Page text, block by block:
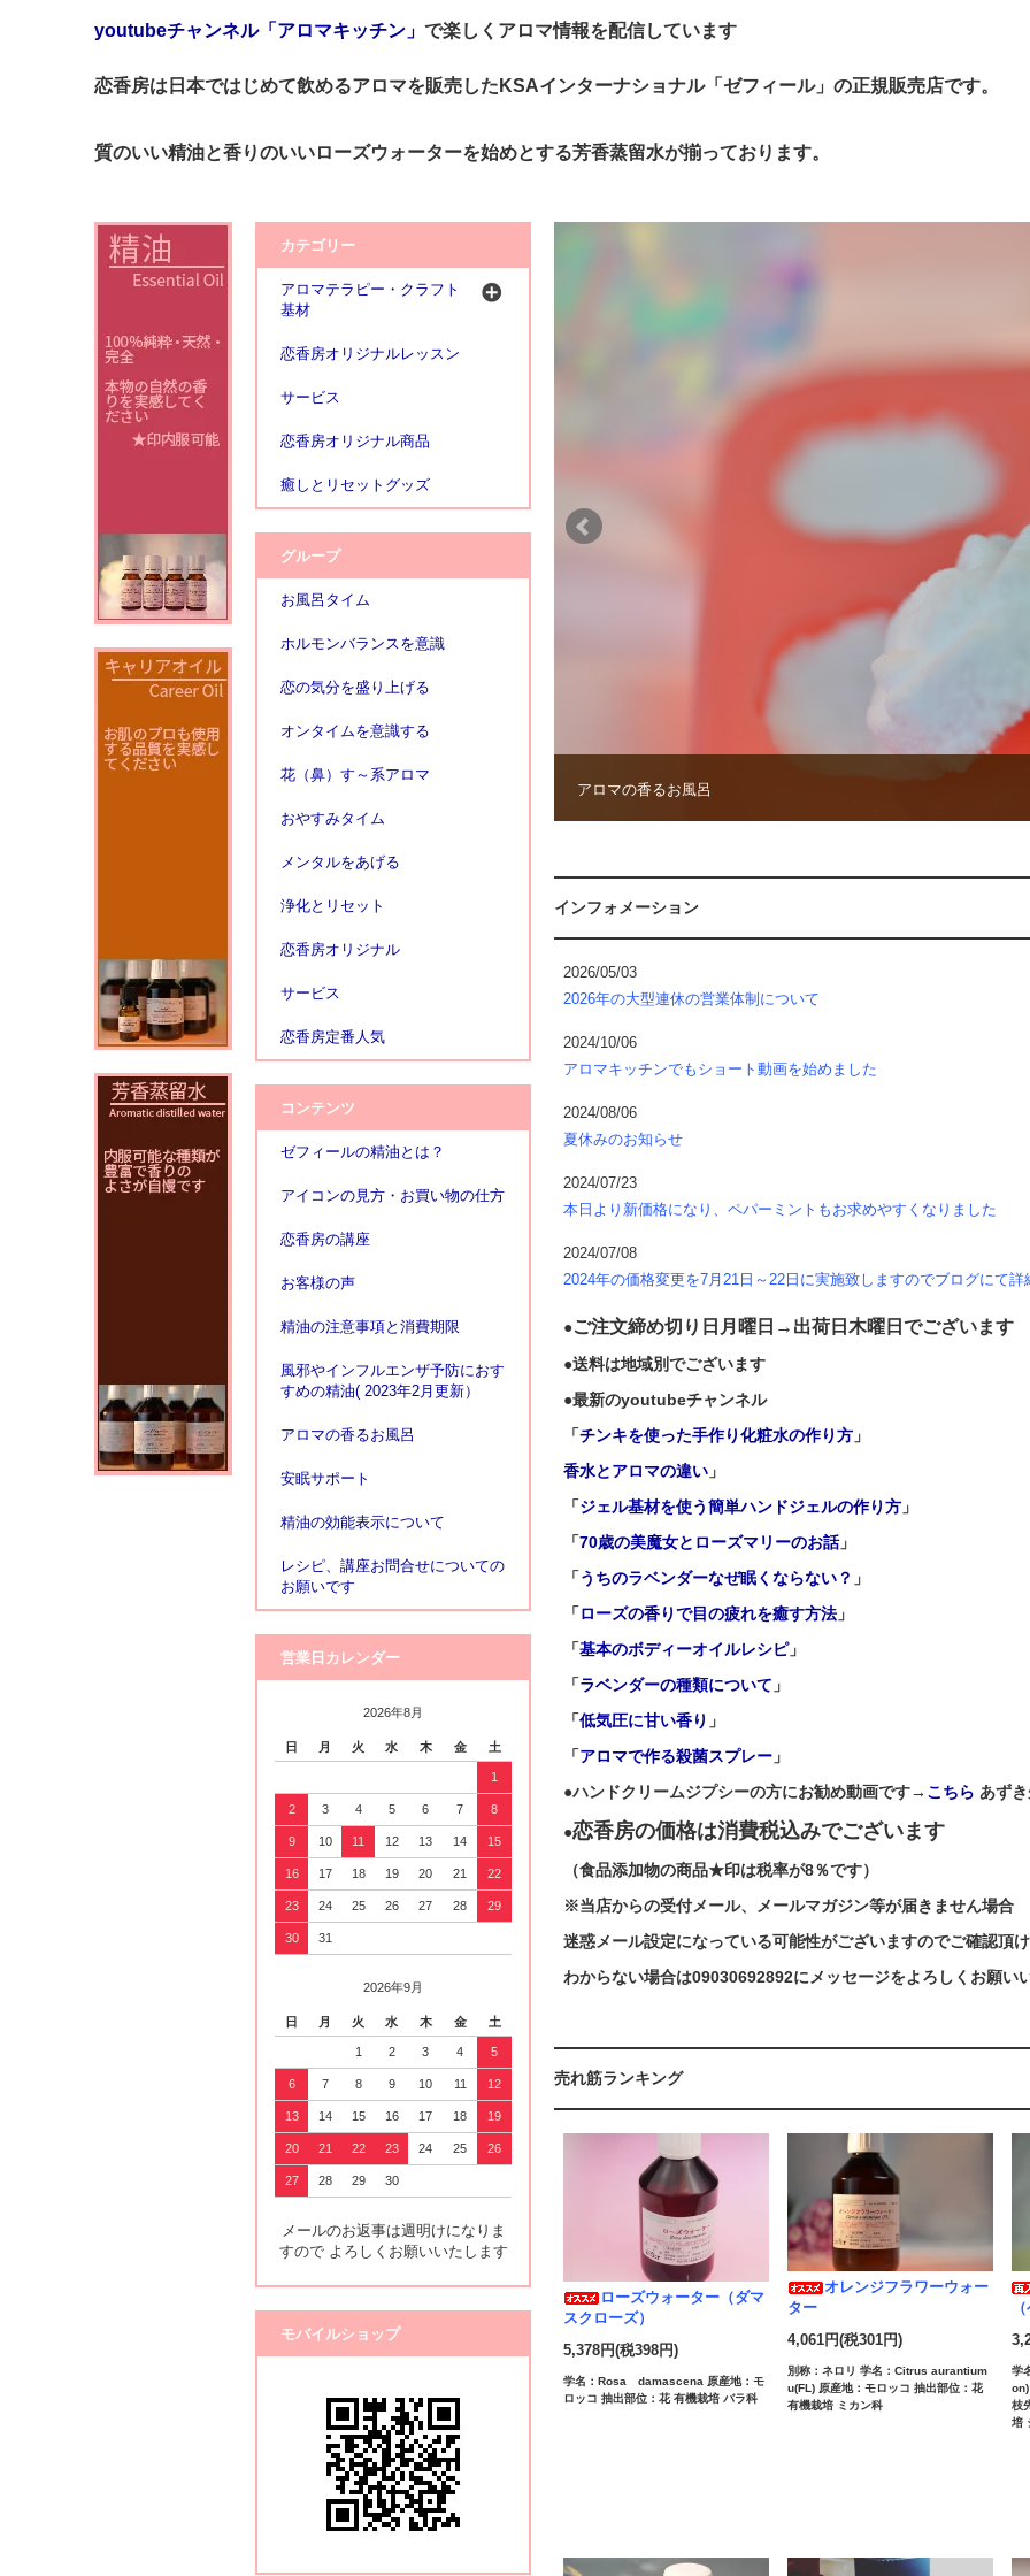
youtubeチャンネル「アロマキッチン」 で楽しくアロマ情報を配信しています
恋香房は日本ではじめて飲めるアロマを販売したKSAインターナショナル「ゼフィール」の正規販売店です。
質のいい精油と香りのいいローズウォーターを始めとする芳香蒸留水が揃っております。
アロマの香るお風呂
インフォメーション
2026/05/03
2026年の大型連休の営業体制について
2024/10/06
アロマキッチンでもショート動画を始めました
2024/08/06
夏休みのお知らせ
2024/07/23
本日より新価格になり、ペパーミントもお求めやすくなりました
2024/07/08
2024年の価格変更を7月21日～22日に実施致しますのでブログにて
●ご注文締め切り日月曜日→出荷日木曜日でございます
●送料は地域別でございます
●最新のyoutubeチャンネル
「チンキを使った手作り化粧水の作り方」
香水とアロマの違い」
「ジェル基材を使う簡単ハンドジェルの作り方」
「70歳の美魔女とローズマリーのお話」
「うちのラベンダーなぜ眠くならない？ 」
「ローズの香りで目の疲れを癒す方法」
「基本のボディーオイルレシピ」
「ラベンダーの種類について 」
「低気圧に甘い香り 」
「アロマで作る殺菌スプレー」
●ハンドクリームジプシーの方にお勧め動画です→ こちら あず
●恋香房の価格は消費税込みでございます
（食品添加物の商品★印は税率が8％です）
※当店からの受付メール、メールマガジン等が届きません場合
迷惑メール設定になっている可能性がございますのでご確認頂け
わからない場合は09030692892にメッセージをよろしくお願い
売れ筋ランキング
ローズウォーター（ダマ
スクローズ）
5,378円(税398円)
学名：Rosa damascena 原産地：モ
ロッコ 抽出部位：花 有機栽培 バラ科
オレンジフラワーウォー
ター
4,061円(税301円)
別称：ネロリ 学名：Citrus aurantium
u(FL) 原産地：モロッコ 抽出部位：花
有機栽培 ミカン科
学
on)
枝
培
カテゴリー
アロマテラピー・クラフト
基材
恋香房オリジナルレッスン
サービス
恋香房オリジナル商品
癒しとリセットグッズ
グループ
お風呂タイム
ホルモンバランスを意識
恋の気分を盛り上げる
オンタイムを意識する
花（鼻）す～系アロマ
おやすみタイム
メンタルをあげる
浄化とリセット
恋香房オリジナル
サービス
恋香房定番人気
コンテンツ
ゼフィールの精油とは？
アイコンの見方・お買い物の仕方
恋香房の講座
お客様の声
精油の注意事項と消費期限
風邪やインフルエンザ予防におす
すめの精油( 2023年2月更新）
アロマの香るお風呂
安眠サポート
精油の効能表示について
レシピ、講座お問合せについての
お願いです
営業日カレンダー
2026年8月
日 月 火 水 木 金 土
1
2 3 4 5 6 7 8
9 10 11 12 13 14 15
16 17 18 19 20 21 22
23 24 25 26 27 28 29
30 31
2026年9月
日 月 火 水 木 金 土
1 2 3 4 5
6 7 8 9 10 11 12
13 14 15 16 17 18 19
20 21 22 23 24 25 26
27 28 29 30
メールのお返事は週明けになりま
すので よろしくお願いいたします
モバイルショップ